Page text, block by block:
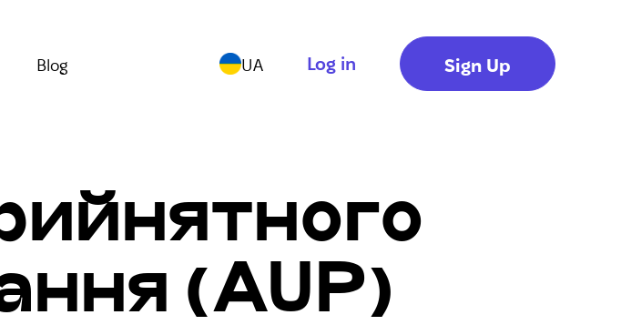
Blog UA Log in Sign Up
(AUP)